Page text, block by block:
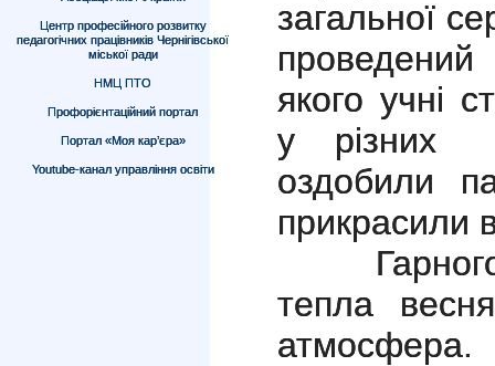
Центр професійного розвитку
педагогічних працівників Чернігівської
міської ради
НМЦ ПТО
Профорієнтаційний портал
Портал «Моя кар’єра»
Youtube-канал управління освіти
загальної
проведений
якого учні
у різних
оздобили
прикрасили
Гарного
тепла
атмосфера.